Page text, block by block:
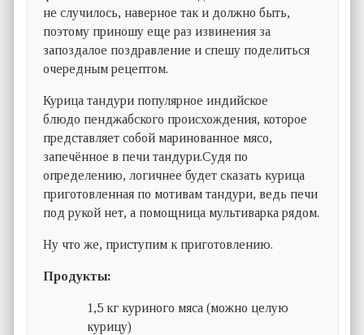
не случилось, наверное так и должно быть,
поэтому приношу еще раз извинения за
запоздалое поздравление и спешу поделиться
очередным рецептом.
Курица тандури популярное индийское
блюдо пенджабского происхождения, которое
представляет собой маринованное мясо,
запечённое в печи тандури.Судя по
определению, логичнее будет сказать курица
приготовленная по мотивам тандури, ведь печи
под рукой нет, а помощница мультиварка рядом.
Ну что же, приступим к приготовлению.
Продукты:
1,5 кг куриного мяса (можно целую
курицу)